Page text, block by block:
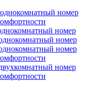
номер
номер
номер
номер
номер